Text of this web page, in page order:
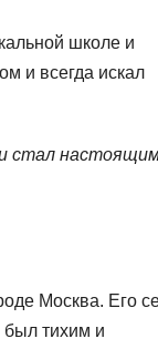
школе и
и всегда искал
стал
Москва. Его
был тихим и